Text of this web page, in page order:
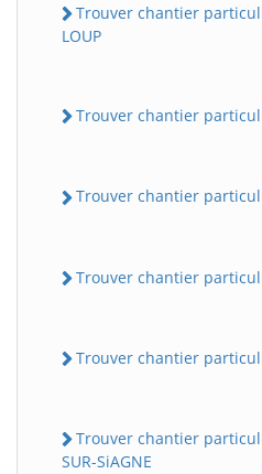
Trouver chantier
LOUP
Trouver chantier
Trouver chantier
Trouver chantier
Trouver chantier
Trouver chantier
SUR-SiAGNE